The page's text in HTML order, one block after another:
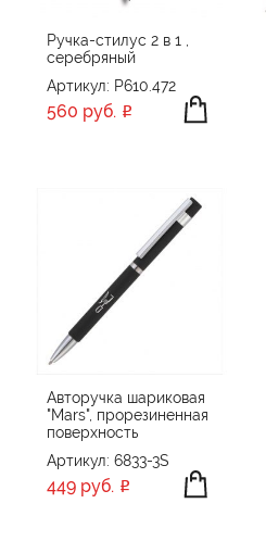
Ручка-стилус 2 в 1 ,
серебряный
Артикул: P610.472
560 руб.
Авторучка шариковая
"Mars", прорезиненная
поверхность
Артикул: 6833-3S
449 руб.